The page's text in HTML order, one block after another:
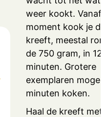
weer kookt. Vanaf
moment kook je de
kreeft, meestal
de 750 gram, in 12
minuten. Grotere
exemplaren mogen
minuten koken.
Haal de kreeft met